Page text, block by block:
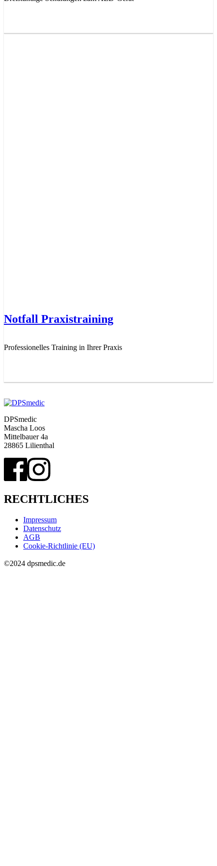
Notfall Praxistraining
Professionelles Training in Ihrer Praxis
DPSmedic
Mascha Loos
Mittelbauer 4a
28865 Lilienthal
RECHTLICHES
Impressum
Datenschutz
AGB
Cookie-Richtlinie (EU)
©2024 dpsmedic.de